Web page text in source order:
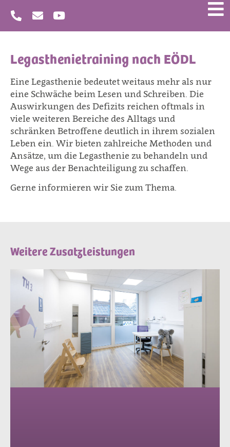
Legasthenietraining nach EÖDL
Eine Legasthenie bedeutet weitaus mehr als nur
eine Schwäche beim Lesen und Schreiben. Die
Auswirkungen des Defizits reichen oftmals in
viele weiteren Bereiche des Alltags und
schränken Betroffene deutlich in ihrem sozialen
Leben ein. Wir bieten zahlreiche Methoden und
Ansätze, um die Legasthenie zu behandeln und
Wege aus der Benachteiligung zu schaffen.
Gerne informieren wir Sie zum Thema.
Weitere Zusatzleistungen